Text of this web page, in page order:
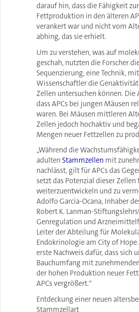
darauf hin, dass die Fähigkeit
Fettproduktion in den älteren
verankert war und nicht vom
abhing, das sie erhielt.
Um zu verstehen, was auf
geschah, nutzten die Forscher
Sequenzierung, eine Technik,
Wissenschaftler die
Zellen untersuchen können. Die
dass APCs bei jungen Mäusen
waren. Bei Mäusen mittleren
Zellen jedoch hochaktiv und
Mengen neuer Fettzellen zu
„Während die
adulten Stammzellen mit
nachlässt, gilt für APCs das
setzt das Potenzial dieser Zellen
weiterzuentwickeln und zu
Adolfo Garcia-Ocana, Inhaber
Robert K. Lanman-
Genregulation und
Leiter der Abteilung für
Endokrinologie am City of
erste Nachweis dafür, dass sich
Bauchumfang mit
der hohen Produktion neuer
APCs vergrößert.“
Entdeckung einer neuen
Stammzellart